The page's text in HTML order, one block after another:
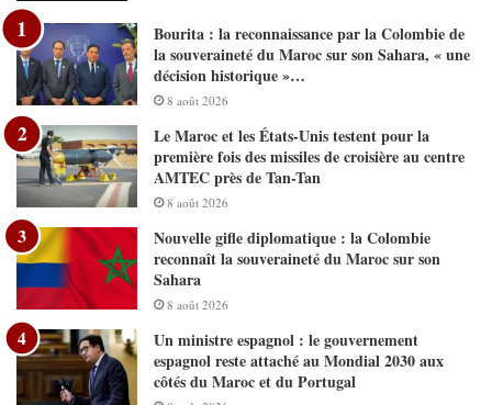
Bourita : la reconnaissance par la Colombie de
la souveraineté du Maroc sur son Sahara, « une
décision historique »…
8 août 2026
Le Maroc et les États-Unis testent pour la
première fois des missiles de croisière au centre
AMTEC près de Tan-Tan
8 août 2026
Nouvelle gifle diplomatique : la Colombie
reconnaît la souveraineté du Maroc sur son
Sahara
8 août 2026
Un ministre espagnol : le gouvernement
espagnol reste attaché au Mondial 2030 aux
côtés du Maroc et du Portugal